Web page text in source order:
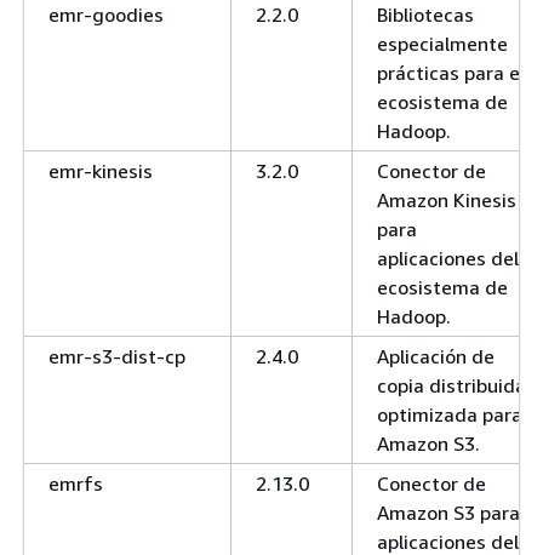
emr-goodies
2.2.0
Bibliotecas
especialmente
prácticas para el
ecosistema de
Hadoop.
emr-kinesis
3.2.0
Conector de
Amazon Kinesis
para
aplicaciones del
ecosistema de
Hadoop.
emr-s3-dist-cp
2.4.0
Aplicación de
copia distribuida
optimizada para
Amazon S3.
emrfs
2.13.0
Conector de
Amazon S3 para
aplicaciones del